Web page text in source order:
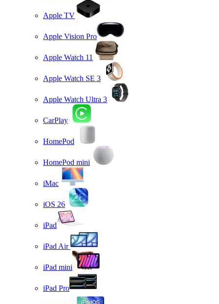
Apple TV
Apple Vision Pro
Apple Watch 11
Apple Watch SE 3
Apple Watch Ultra 3
CarPlay
HomePod
HomePod mini
iMac
iOS 26
iPad
iPad Air
iPad mini
iPad Pro